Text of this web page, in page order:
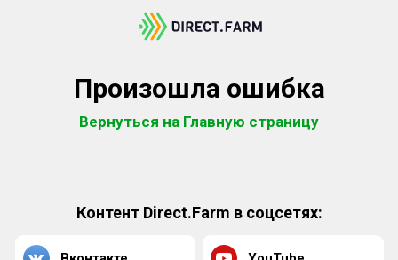
Произошла ошибка
Вернуться на Главную страницу
Контент Direct.Farm в соцсетях: